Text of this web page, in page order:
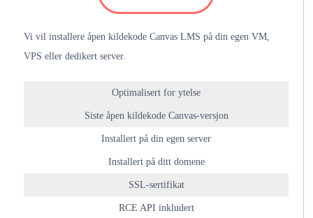
Vi vil installere åpen kildekode Canvas LMS på din egen VM,
VPS eller dedikert server.
Optimalisert for ytelse
Siste åpen kildekode Canvas-versjon
Installert på din egen server
Installert på ditt domene
SSL-sertifikat
RCE API inkludert